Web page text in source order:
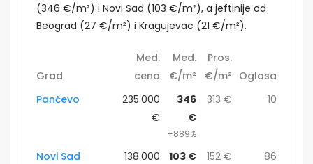
(346 €/m²) i Novi Sad (103 €/m²), a jeftinije od
Beograd (27 €/m²) i Kragujevac (21 €/m²).
Grad
Med.
cena
Med.
€/m²
Pros.
€/m² Oglasa
Pančevo
235.000
€
346
€
+889%
313 € 10
Novi Sad
138.000
103 € 152 € 86